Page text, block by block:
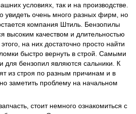
условиях, так и на производстве.
увидеть очень много разных фирм, но
компания Штиль. Бензопилы
высоким качеством и длительностью
на них достаточно просто найти
быстро вернуть в строй. Самыми
для бензопил являются сальники. К
из строя по разным причинам и в
заметить проблему на начальном
стоит немного ознакомиться с